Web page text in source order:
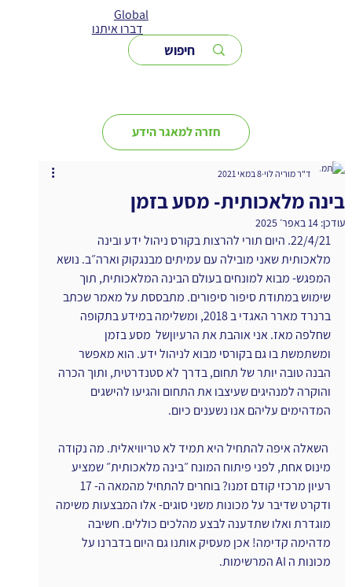
Global
דברו איתנו
חזרה למאגר הידע
בינה מלאכותית- מסע בזמן
ד"ר מוריה לוי 8 במאי 2021
עודכן: 14 באפר׳ 2025
22/4/21. היום תורי להרצות בקורס ניהול ידע ובינה
מלאכותית שאני מובילה עם עמיתים מבנגקוק וארה״ב. נושא
המפגש- מבוא למונחים בעולם הבינה המלאכותית, תוך
שימוש במתודת סיפור סיפורים. מתבססת על מאמר שכתב
ברנרד מארר האגדי ב 2018, ומשלימה במידע בתקופה
שחלפה מאז. אני אוהבת את הרעיוןשל  מסע בזמן
ומשתמשת בו גם בקורסי מבוא לניהול ידע. הוא מאפשר
הבנה טובה יותר של תחום, בדרך לא סטנדרטית, ותוך הכרה
והוקרה למנהיגים שעיצבו את התחום והגיעו להישגים
המדהימים עליהם אנו נשענים כיום.
השאלה איפה להתחיל היא תמיד לא טריוויאלית. מה נקודה
מינוס אחת, לפני פיתוח המונח ״בינה מלאכותית״ שמציע
רעיון מרכזי קודם זמנו? בוחרים להתחיל מהמאה ה- 17
ודקרט שדיבר על מכונות משני סוגים- אלו המבצעות משימה
מוגדרת ואלו שתדענה לבצע מהלכים כוללים. חשיבה
מדהימה קדימה! אכן מעסיק אותנו גם היום בדברנו על
מכונות ה AI המרשימות.